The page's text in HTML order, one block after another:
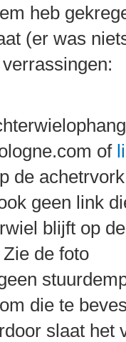
heb
(er was
of
de
geen link
blijft op
de foto
die te
slaat het